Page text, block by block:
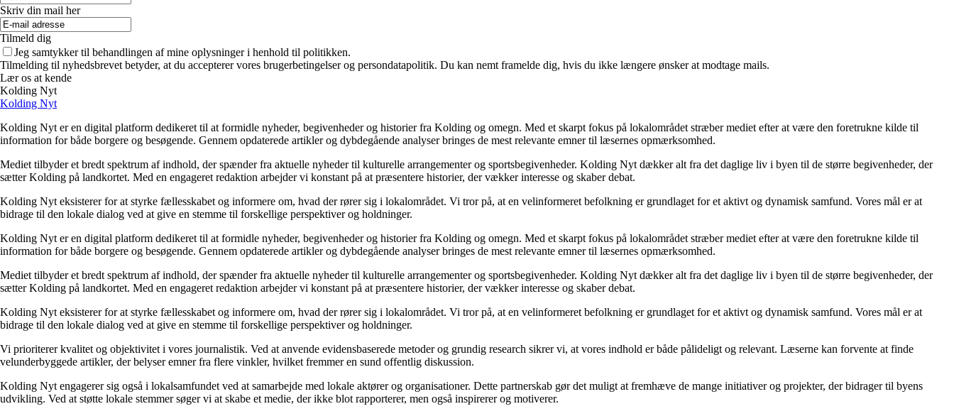
Skriv din mail her
Tilmeld dig
Jeg samtykker til behandlingen af mine oplysninger i henhold til politikken.
Tilmelding til nyhedsbrevet betyder, at du accepterer vores brugerbetingelser og persondatapolitik. Du kan nemt framelde dig, hvis du ikke længere ønsker at modtage mails.
Lær os at kende
Kolding Nyt
Kolding Nyt
Kolding Nyt er en digital platform dedikeret til at formidle nyheder, begivenheder og historier fra Kolding og omegn. Med et skarpt fokus på lokalområdet stræber mediet efter at være den foretrukne kilde til
information for både borgere og besøgende. Gennem opdaterede artikler og dybdegående analyser bringes de mest relevante emner til læsernes opmærksomhed.
Mediet tilbyder et bredt spektrum af indhold, der spænder fra aktuelle nyheder til kulturelle arrangementer og sportsbegivenheder. Kolding Nyt dækker alt fra det daglige liv i byen til de større begivenheder, der
sætter Kolding på landkortet. Med en engageret redaktion arbejder vi konstant på at præsentere historier, der vækker interesse og skaber debat.
Kolding Nyt eksisterer for at styrke fællesskabet og informere om, hvad der rører sig i lokalområdet. Vi tror på, at en velinformeret befolkning er grundlaget for et aktivt og dynamisk samfund. Vores mål er at
bidrage til den lokale dialog ved at give en stemme til forskellige perspektiver og holdninger.
Kolding Nyt er en digital platform dedikeret til at formidle nyheder, begivenheder og historier fra Kolding og omegn. Med et skarpt fokus på lokalområdet stræber mediet efter at være den foretrukne kilde til
information for både borgere og besøgende. Gennem opdaterede artikler og dybdegående analyser bringes de mest relevante emner til læsernes opmærksomhed.
Mediet tilbyder et bredt spektrum af indhold, der spænder fra aktuelle nyheder til kulturelle arrangementer og sportsbegivenheder. Kolding Nyt dækker alt fra det daglige liv i byen til de større begivenheder, der
sætter Kolding på landkortet. Med en engageret redaktion arbejder vi konstant på at præsentere historier, der vækker interesse og skaber debat.
Kolding Nyt eksisterer for at styrke fællesskabet og informere om, hvad der rører sig i lokalområdet. Vi tror på, at en velinformeret befolkning er grundlaget for et aktivt og dynamisk samfund. Vores mål er at
bidrage til den lokale dialog ved at give en stemme til forskellige perspektiver og holdninger.
Vi prioriterer kvalitet og objektivitet i vores journalistik. Ved at anvende evidensbaserede metoder og grundig research sikrer vi, at vores indhold er både pålideligt og relevant. Læserne kan forvente at finde
velunderbyggede artikler, der belyser emner fra flere vinkler, hvilket fremmer en sund offentlig diskussion.
Kolding Nyt engagerer sig også i lokalsamfundet ved at samarbejde med lokale aktører og organisationer. Dette partnerskab gør det muligt at fremhæve de mange initiativer og projekter, der bidrager til byens
udvikling. Ved at støtte lokale stemmer søger vi at skabe et medie, der ikke blot rapporterer, men også inspirerer og motiverer.